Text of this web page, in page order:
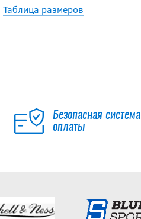
Таблица размеров
Безопасная система
оплаты